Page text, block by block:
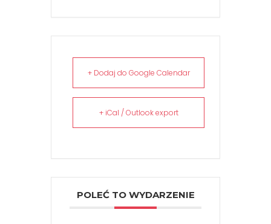
+ Dodaj do Google Calendar
+ iCal / Outlook export
POLEĆ TO WYDARZENIE